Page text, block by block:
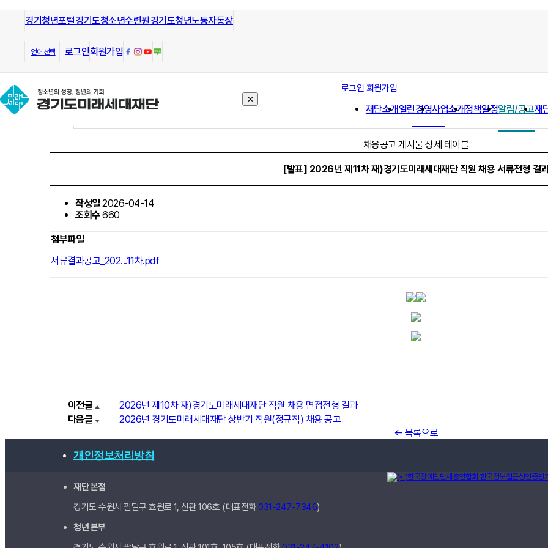
경기청년포털경기도청소년수련원경기도청년노동자통장
언어 선택 로그인회원가입
✕
로그인 회원가입
재단소개열린경영사업소개정책일정알림/공고재
모든 방향으로 열린길과 그길을 안내하는
경기도미래세대재단
사업공고
채용공고 게시물 상세 테이블
[발표] 2026년 제11차 재)경기도미래세대재단 직원 채용 서류전형 결
작성일 2026-04-14
조회수 660
첨부파일
서류결과공고_202...11차.pdf
이전글
2026년 제10차 재)경기도미래세대재단 직원 채용 면접전형 결과
다음글
2026년 경기도미래세대재단 상반기 직원(정규직) 채용 공고
← 목록으로
개인정보처리방침
재단 본점
경기도 수원시 팔달구 효원로 1, 신관106호 (대표전화031-247-7346)
청년 본부